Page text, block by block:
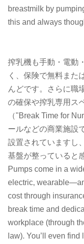
breastmilk by
this and always
搾乳機も手動・電動
く、保険で無料また
んどです。さらに職
の確保や搾乳専用ス
（"Break Time for
ールなどの商業施設
設置されていますし
基盤が整っていると
Pumps come in a
electric,
cost through
break time and
workplace (through
law). You’ll even